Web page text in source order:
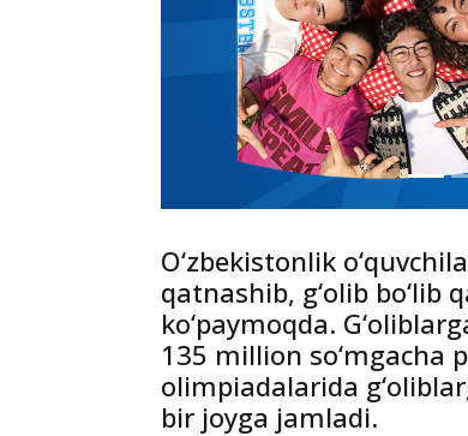
O‘zbekistonlik
qatnashib, g‘olib bo‘lib
ko‘paymoqda.
135 million
olimpiadalarida
bir joyga jamladi.